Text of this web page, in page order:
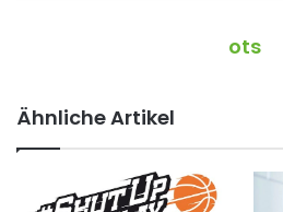
ots
Ähnliche Artikel